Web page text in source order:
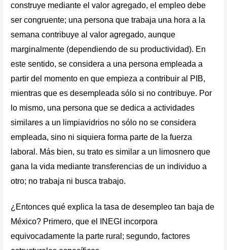
construye mediante el valor agregado, el empleo debe
ser congruente; una persona que trabaja una hora a la
semana contribuye al valor agregado, aunque
marginalmente (dependiendo de su productividad). En
este sentido, se considera a una persona empleada a
partir del momento en que empieza a contribuir al PIB,
mientras que es desempleada sólo si no contribuye. Por
lo mismo, una persona que se dedica a actividades
similares a un limpiavidrios no sólo no se considera
empleada, sino ni siquiera forma parte de la fuerza
laboral. Más bien, su trato es similar a un limosnero que
gana la vida mediante transferencias de un individuo a
otro; no trabaja ni busca trabajo.
¿Entonces qué explica la tasa de desempleo tan baja de
México? Primero, que el INEGI incorpora
equivocadamente la parte rural; segundo, factores